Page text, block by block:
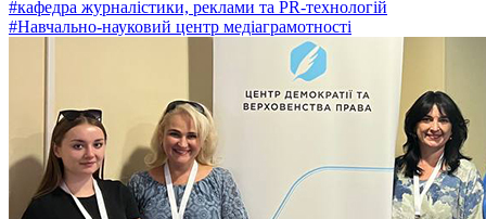
#кафедра журналістики, реклами та PR-технологій
#Навчально-науковий центр медіаграмотності